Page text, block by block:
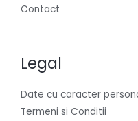
Contact
Legal
Date cu caracter
Termeni si Conditii